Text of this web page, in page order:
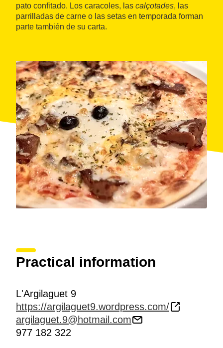
pato confitado. Los caracoles, las calçotades, las
parrilladas de carne o las setas en temporada forman
parte también de su carta.
Practical information
L'Argilaguet 9
https://argilaguet9.wordpress.com/
argilaguet.9@hotmail.com
977 182 322